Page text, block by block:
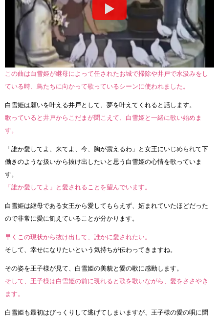
この曲は白雪姫が継母によって任されたお城で掃除や井戸で水汲みをし
ている時、鳥たちに向かって歌っているシーンに使われました。
白雪姫は願いを叶える井戸として、夢を叶えてくれると話します。
歌っていると井戸からこだまが聞こえて、白雪姫と一緒に歌い始めま
す。
「誰か愛してよ、来てよ、今、胸が震えるわ」と女王にいじめられて下
働きのような扱いから抜け出したいと思う白雪姫の心情を歌っていま
す。
「誰か愛してよ」と愛されることを望んでいます。
白雪姫は継母である女王から愛してもらえず、妬まれていたほどだった
ので非常に愛に飢えていることが分かります。
早くこの現状から抜け出して、誰かに愛されたい。
そして、幸せになりたいという気持ちが伝わってきますね。
その姿を王子様が見て、白雪姫の美貌と愛の歌に感動します。
そして、王子様は白雪姫の前に現れると歌を歌いながら、愛をささやき
ます。
白雪姫も最初はびっくりして逃げてしまいますが、王子様の愛の唄に聞